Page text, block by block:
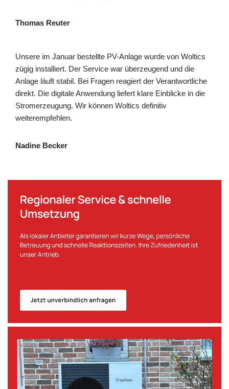
Thomas Reuter
Unsere im Januar bestellte PV-Anlage wurde von Woltics
zügig installiert. Der Service war überzeugend und die
Anlage läuft stabil. Bei Fragen reagiert der Verantwortliche
direkt. Die digitale Anwendung liefert klare Einblicke in die
Stromerzeugung. Wir können Woltics definitiv
weiterempfehlen.
Nadine Becker